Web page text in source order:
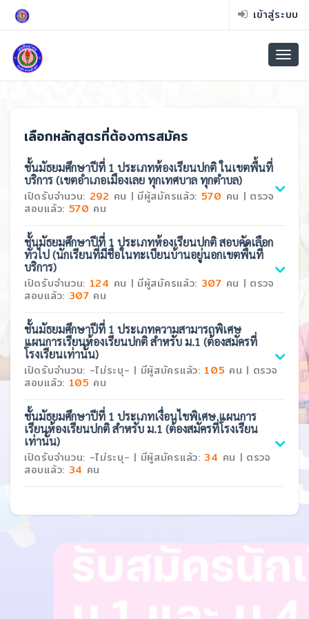
เข้าสู่ระบบ
เลือกหลักสูตรที่ต้องการสมัคร
ชั้นมัธยมศึกษาปีที่ 1 ประเภทห้องเรียนปกติ ในเขตพื้นที่
บริการ (เขตอำเภอเมืองเลย ทุกเทศบาล ทุกตำบล)
เปิดรับจำนวน: 292 คน | มีผู้สมัครแล้ว: 570 คน | ตรวจ
สอบแล้ว: 570 คน
ชั้นมัธยมศึกษาปีที่ 1 ประเภทห้องเรียนปกติ สอบคัดเลือก
ทั่วไป (นักเรียนที่มีชื่อในทะเบียนบ้านอยู่นอกเขตพื้นที่
บริการ)
เปิดรับจำนวน: 124 คน | มีผู้สมัครแล้ว: 307 คน | ตรวจ
สอบแล้ว: 307 คน
ชั้นมัธยมศึกษาปีที่ 1 ประเภทความสามารถพิเศษ
แผนการเรียนห้องเรียนปกติ สำหรับ ม.1 (ต้องสมัครที่
โรงเรียนเท่านั้น)
เปิดรับจำนวน: -ไม่ระบุ- | มีผู้สมัครแล้ว: 105 คน | ตรวจ
สอบแล้ว: 105 คน
ชั้นมัธยมศึกษาปีที่ 1 ประเภทเงื่อนไขพิเศษ แผนการ
เรียนห้องเรียนปกติ สำหรับ ม.1 (ต้องสมัครที่โรงเรียน
เท่านั้น)
เปิดรับจำนวน: -ไม่ระบุ- | มีผู้สมัครแล้ว: 34 คน | ตรวจ
สอบแล้ว: 34 คน